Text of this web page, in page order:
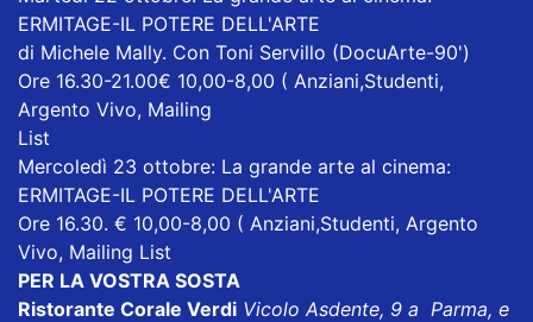
ERMITAGE-IL POTERE DELL'ARTE
di Michele Mally. Con Toni Servillo (DocuArte-90')
Ore 16.30-21.00€ 10,00-8,00 ( Anziani,Studenti,
Argento Vivo, Mailing
List
Mercoledì 23 ottobre: La grande arte al cinema:
ERMITAGE-IL POTERE DELL'ARTE
Ore 16.30. € 10,00-8,00 ( Anziani,Studenti, Argento
Vivo, Mailing List
PER LA VOSTRA SOSTA
Ristorante Corale Verdi Vicolo Asdente, 9 a Parma, e